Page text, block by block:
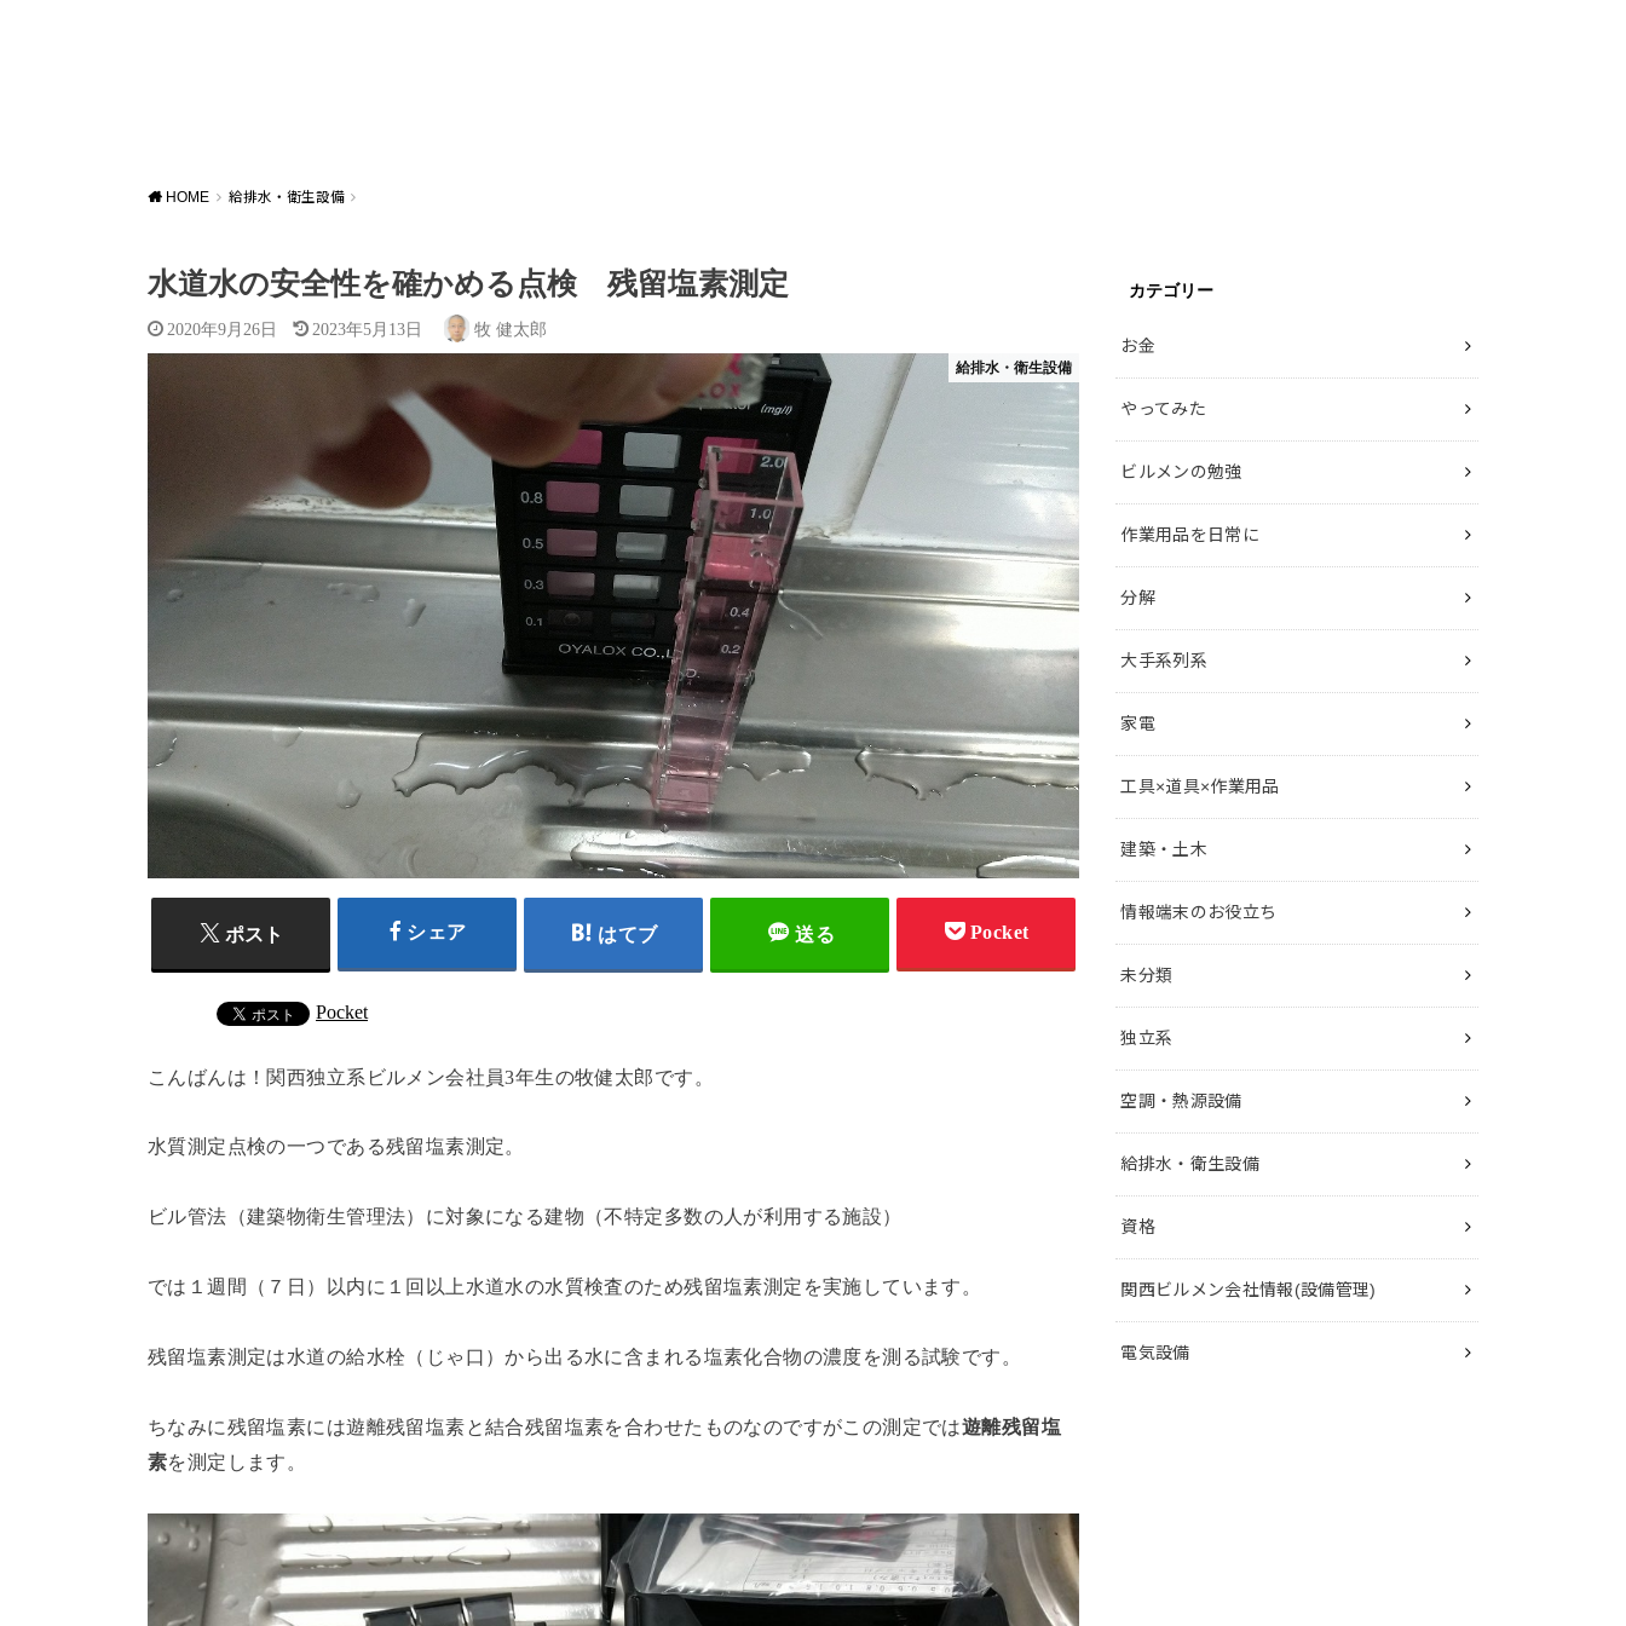
HOME 給排水・衛生設備
水道水の安全性を確かめる点検 残留塩素測定
2020年9月26日 2023年5月13日 牧 健太郎
給排水・衛生設備
ポスト シェア はてブ 送る Pocket
Pocket
こんばんは！関西独立系ビルメン会社員3年生の牧健太郎です。
水質測定点検の一つである残留塩素測定。
ビル管法（建築物衛生管理法）に対象になる建物（不特定多数の人が利用する施設）
では１週間（７日）以内に１回以上水道水の水質検査のため残留塩素測定を実施しています。
残留塩素測定は水道の給水栓（じゃ口）から出る水に含まれる塩素化合物の濃度を測る試験です。
ちなみに残留塩素には遊離残留塩素と結合残留塩素を合わせたものなのですがこの測定では遊離残留塩
素を測定します。
カテゴリー
お金
やってみた
ビルメンの勉強
作業用品を日常に
分解
大手系列系
家電
工具×道具×作業用品
建築・土木
情報端末のお役立ち
未分類
独立系
空調・熱源設備
給排水・衛生設備
資格
関西ビルメン会社情報(設備管理)
電気設備